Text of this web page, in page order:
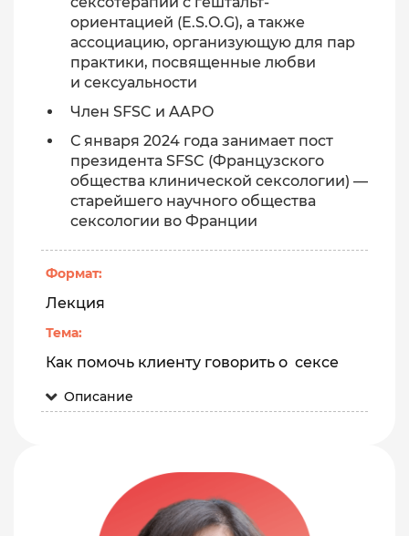
ориентацией (E.S.O.G), а также
ассоциацию, организующую для пар
практики, посвященные любви
и сексуальности
Член SFSC и AAPO
С января 2024 года занимает пост
президента SFSC (Французского
общества клинической сексологии) —
старейшего научного общества
сексологии во Франции
Формат:
Лекция
Тема:
Как помочь клиенту говорить о сексе
Описание